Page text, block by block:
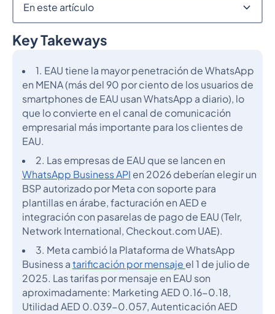
Key Takeways
1. EAU tiene la mayor penetración de WhatsApp
en MENA (más del 90 por ciento de los usuarios de
smartphones de EAU usan WhatsApp a diario), lo
que lo convierte en el canal de comunicación
empresarial más importante para los clientes de
EAU.
2. Las empresas de EAU que se lancen en
WhatsApp Business API en 2026 deberían elegir un
BSP autorizado por Meta con soporte para
plantillas en árabe, facturación en AED e
integración con pasarelas de pago de EAU (Telr,
Network International, Checkout.com UAE).
3. Meta cambió la Plataforma de WhatsApp
Business a tarificación por mensaje el 1 de julio de
2025. Las tarifas por mensaje en EAU son
aproximadamente: Marketing AED 0.16-0.18,
Utilidad AED 0.039-0.057, Autenticación AED
En este artículo
Epígrafe 2